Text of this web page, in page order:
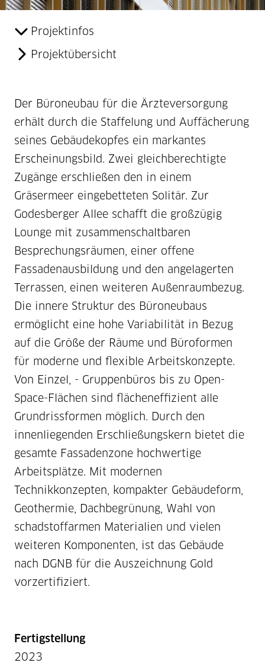
Projektinfos
Projektübersicht
Der Büroneubau für die Ärzteversorgung
erhält durch die Staffelung und Auffächerung
seines Gebäudekopfes ein markantes
Erscheinungsbild. Zwei gleichberechtigte
Zugänge erschließen den in einem
Gräsermeer eingebetteten Solitär. Zur
Godesberger Allee schafft die großzügig
Lounge mit zusammenschaltbaren
Besprechungsräumen, einer offene
Fassadenausbildung und den angelagerten
Terrassen, einen weiteren Außenraumbezug.
Die innere Struktur des Büroneubaus
ermöglicht eine hohe Variabilität in Bezug
auf die Größe der Räume und Büroformen
für moderne und flexible Arbeitskonzepte.
Von Einzel, - Gruppenbüros bis zu Open-
Space-Flächen sind flächeneffizient alle
Grundrissformen möglich. Durch den
innenliegenden Erschließungskern bietet die
gesamte Fassadenzone hochwertige
Arbeitsplätze. Mit modernen
Technikkonzepten, kompakter Gebäudeform,
Geothermie, Dachbegrünung, Wahl von
schadstoffarmen Materialien und vielen
weiteren Komponenten, ist das Gebäude
nach DGNB für die Auszeichnung Gold
vorzertifiziert.
Fertigstellung
2023